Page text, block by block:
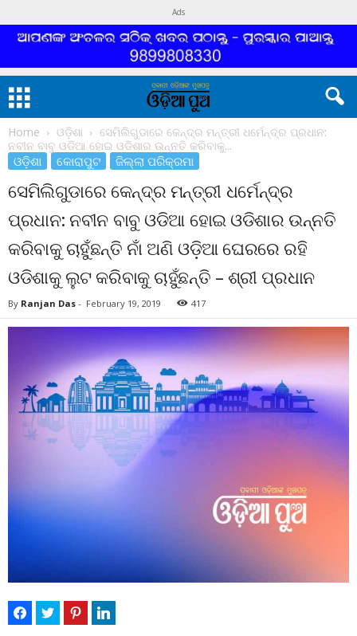
Ads
Home ଓଡ଼ିଶା
ସେମିଲିଗୁଡାରେ କେନ୍ଦ୍ର ମନ୍ତ୍ରୀ ଧର୍ମେନ୍ଦ୍ର ପ୍ରଧାନ:
ନବୀନ ବାବୁ ଓଡିଆ ହୋଇ ଓଡିଶାର ଉନ୍ନତି କରିବାକୁ...
ଓଡ଼ିଶା କୋରାପୁଟ ଜିଲ୍ଲା ପରିକ୍ରମା
ସେମିଲିଗୁଡାରେ କେନ୍ଦ୍ର ମନ୍ତ୍ରୀ ଧର୍ମେନ୍ଦ୍ର
ପ୍ରଧାନ: ନବୀନ ବାବୁ ଓଡିଆ ହୋଇ ଓଡିଶାର ଉନ୍ନତି
କରିବାକୁ ଚାହୁଁଛନ୍ତି ନାଁ ଅଣି ଓଡ଼ିଆ ଘେରରେ ରହି
ଓଡିଶାକୁ ଲୁଟ କରିବାକୁ ଚାହୁଁଛନ୍ତି – ଶ୍ରୀ ପ୍ରଧାନ
By Ranjan Das - February 19, 2019 417